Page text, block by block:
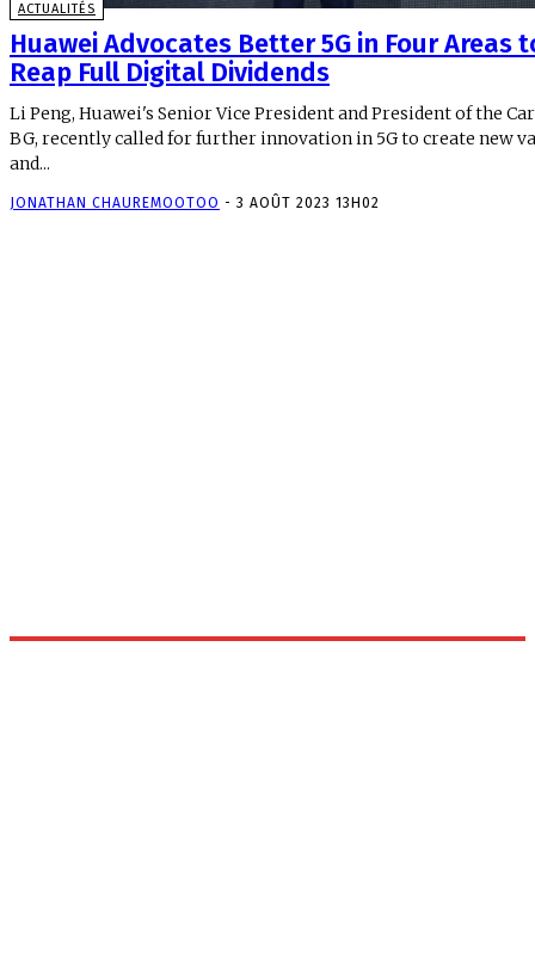
ACTUALITÉS
Huawei Advocates Better 5G in Four Areas
Reap Full Digital Dividends
Li Peng, Huawei's Senior Vice President and President of the
BG, recently called for further innovation in 5G to create new
and...
JONATHAN CHAUREMOOTOO - 3 AOÛT 2023 13H02